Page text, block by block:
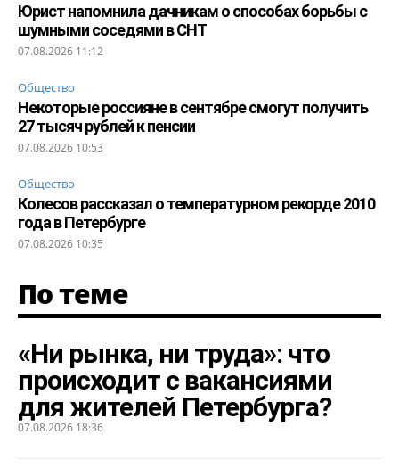
Юрист напомнила дачникам о способах борьбы с
шумными соседями в СНТ
07.08.2026 11:12
Общество
Некоторые россияне в сентябре смогут получить
27 тысяч рублей к пенсии
07.08.2026 10:53
Общество
Колесов рассказал о температурном рекорде 2010
года в Петербурге
07.08.2026 10:35
По теме
«Ни рынка, ни труда»: что
происходит с вакансиями
для жителей Петербурга?
07.08.2026 18:36